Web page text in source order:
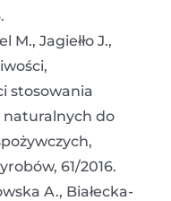
M., Jagiełło J.,
stosowania
do
61/2016.
A., Białecka-